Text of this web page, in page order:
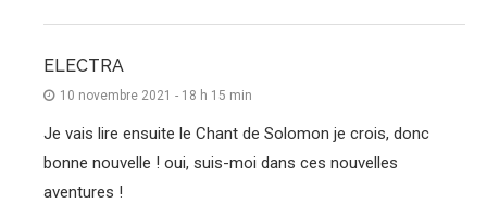
ELECTRA
10 novembre 2021 - 18 h 15 min
Je vais lire ensuite le Chant de Solomon je crois, donc
bonne nouvelle ! oui, suis-moi dans ces nouvelles
aventures !